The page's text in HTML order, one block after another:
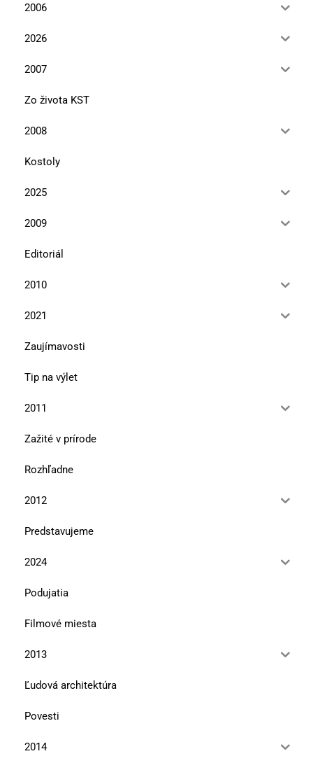
2006
2026
2007
Zo života KST
2008
Kostoly
2025
2009
Editoriál
2010
2021
Zaujímavosti
Tip na výlet
2011
Zažité v prírode
Rozhľadne
2012
Predstavujeme
2024
Podujatia
Filmové miesta
2013
Ľudová architektúra
Povesti
2014